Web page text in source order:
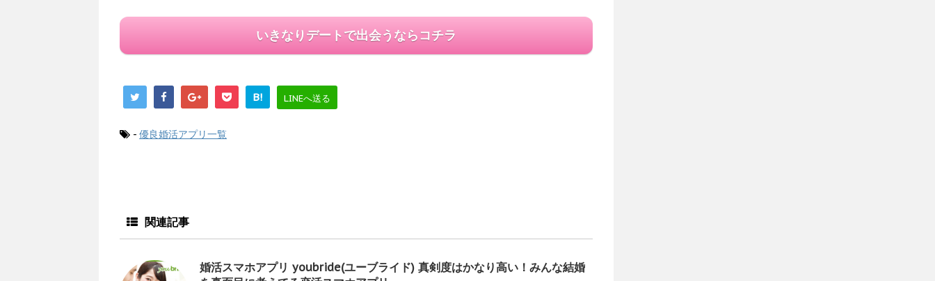
いきなりデートで出会うならコチラ
B! LINEへ送る
- 優良婚活アプリ一覧
関連記事
婚活スマホアプリ youbride(ユーブライド) 真剣度はかなり高い！みんな結婚